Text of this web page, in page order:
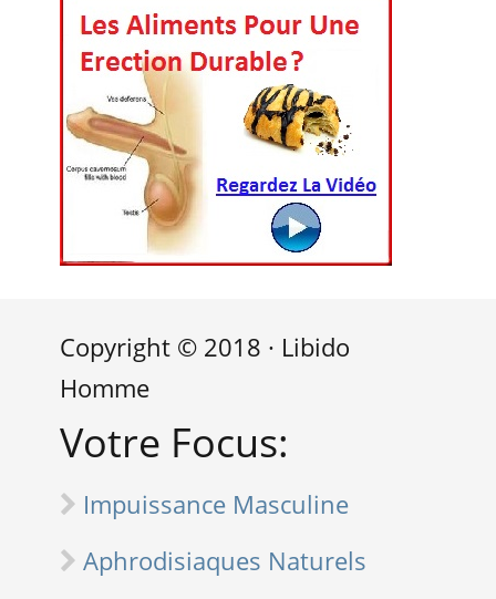
Copyright © 2018 · Libido
Homme
Votre Focus:
Impuissance Masculine
Aphrodisiaques Naturels